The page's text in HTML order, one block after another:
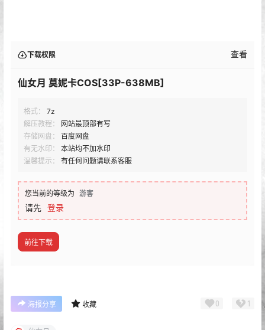
下载权限 查看
仙女月 莫妮卡COS[33P-638MB]
格式：
7z
解压教程：
网站最顶部有写
存储网盘：
百度网盘
有无水印：
本站均不加水印
温馨提示：
有任何问题请联系客服
您当前的等级为 游客
请先 登录
前往下载
海报分享 收藏 0 1